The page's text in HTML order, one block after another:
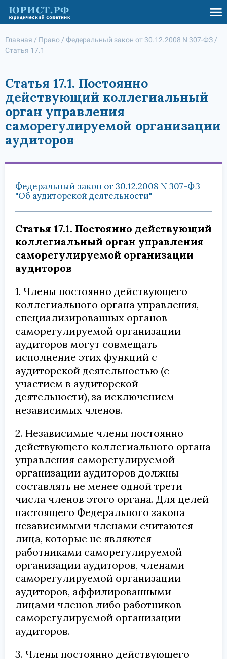
Главная / Право / Федеральный закон от 30.12.2008 N 307-ФЗ /
Статья 17.1
Статья 17.1. Постоянно
действующий коллегиальный
орган управления
саморегулируемой организации
аудиторов
Федеральный закон от 30.12.2008 N 307-ФЗ
"Об аудиторской деятельности"
Статья 17.1. Постоянно действующий
коллегиальный орган управления
саморегулируемой организации
аудиторов
1. Члены постоянно действующего
коллегиального органа управления,
специализированных органов
саморегулируемой организации
аудиторов могут совмещать
исполнение этих функций с
аудиторской деятельностью (с
участием в аудиторской
деятельности), за исключением
независимых членов.
2. Независимые члены постоянно
действующего коллегиального органа
управления саморегулируемой
организации аудиторов должны
составлять не менее одной трети
числа членов этого органа. Для целей
настоящего Федерального закона
независимыми членами считаются
лица, которые не являются
работниками саморегулируемой
организации аудиторов, членами
саморегулируемой организации
аудиторов, аффилированными
лицами членов либо работников
саморегулируемой организации
аудиторов.
3. Члены постоянно действующего